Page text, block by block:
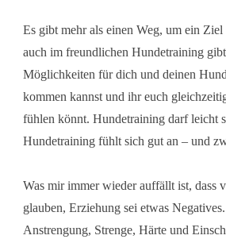
Es gibt mehr als einen Weg, um ein Ziel
auch im freundlichen Hundetraining
Möglichkeiten für dich und deinen
kommen kannst und ihr euch
fühlen könnt. Hundetraining darf leicht
Hundetraining fühlt sich gut an – und
Was mir immer wieder auffällt ist, dass
glauben, Erziehung sei etwas
Anstrengung, Strenge, Härte und